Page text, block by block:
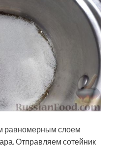
равномерным слоем
Отправляем сотейник